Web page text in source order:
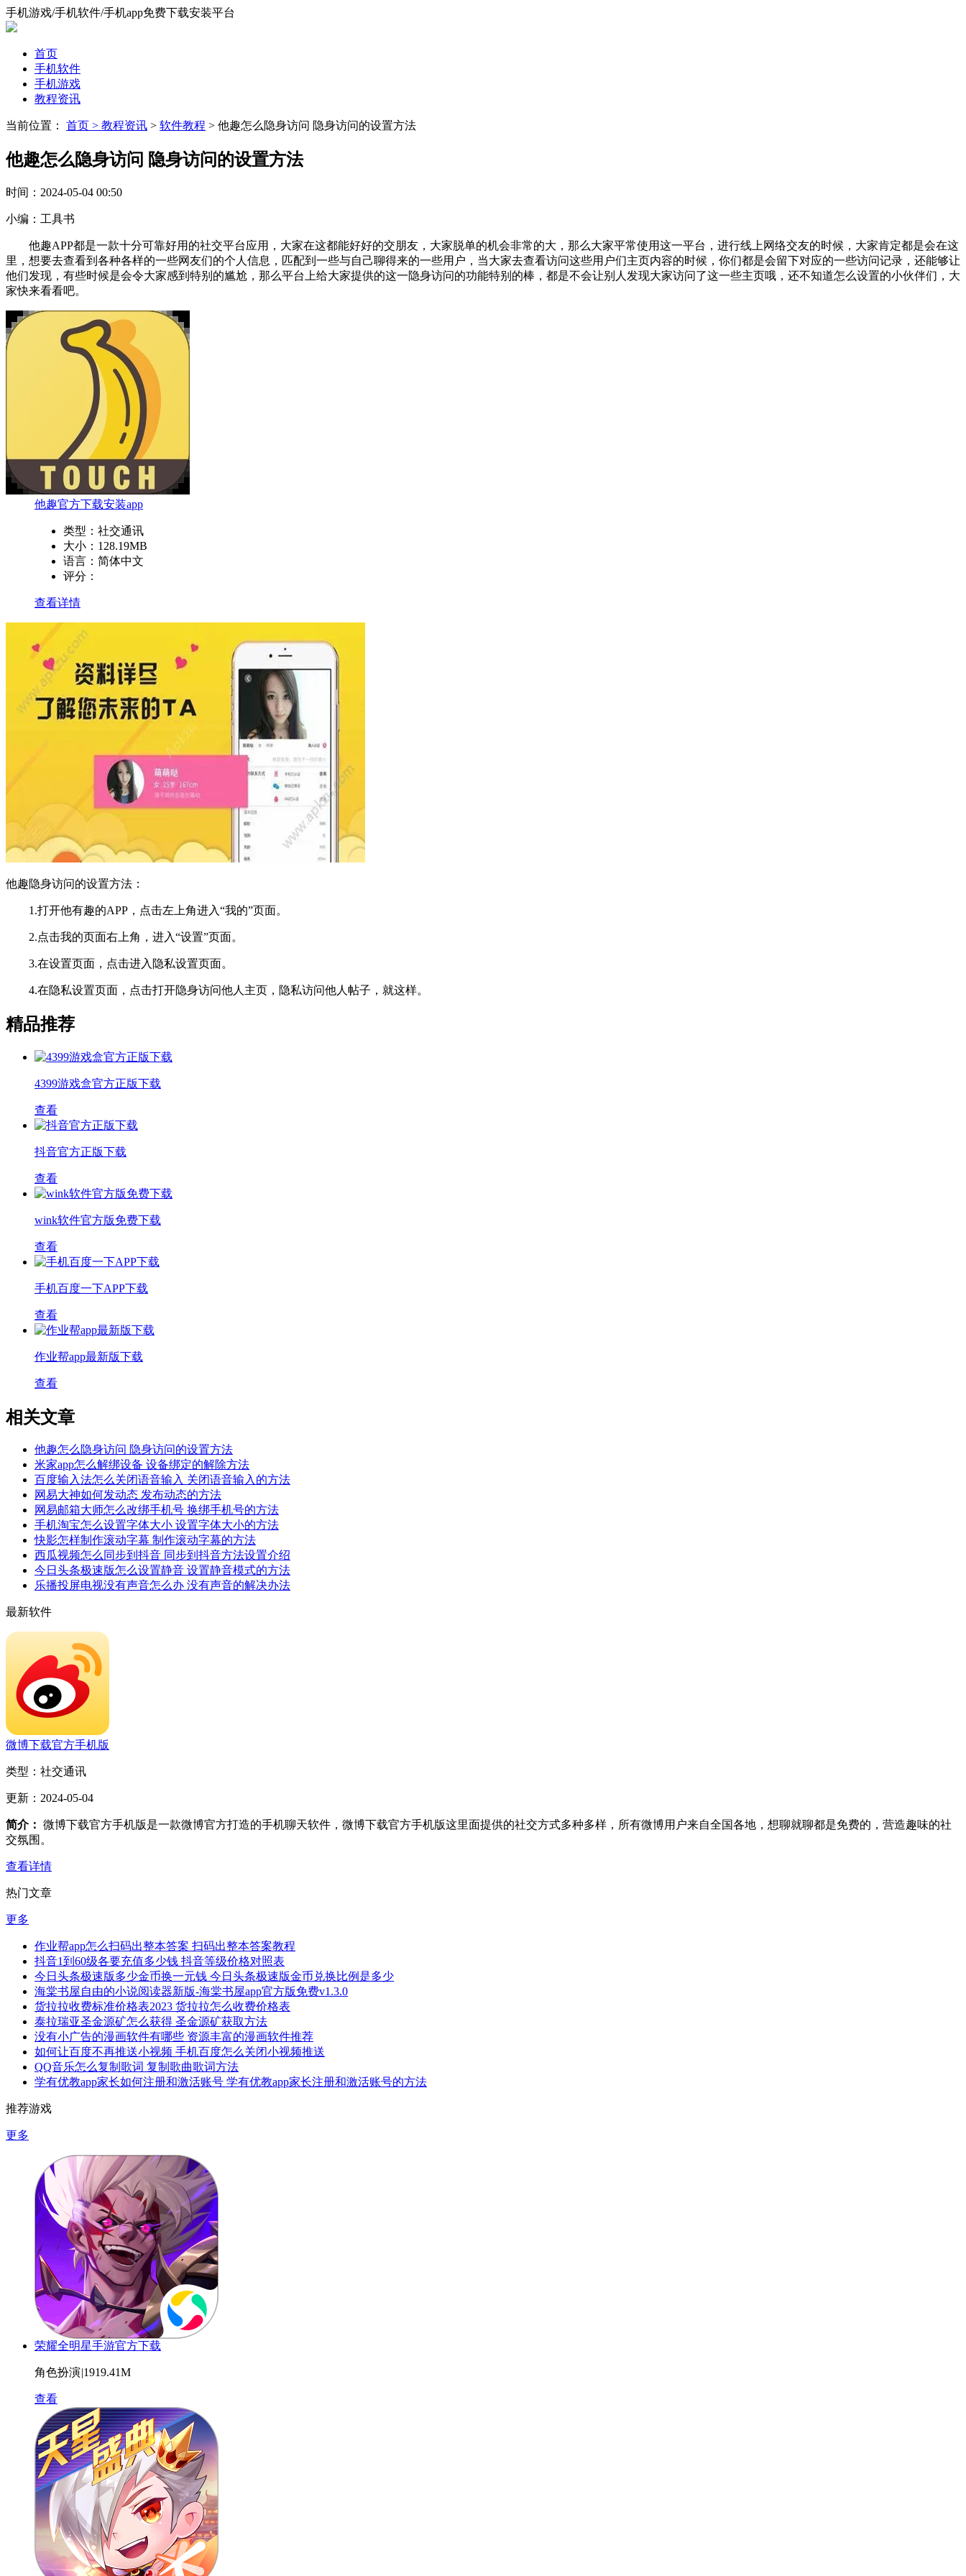
手机游戏/手机软件/手机app免费下载安装平台
首页
手机软件
手机游戏
教程资讯
当前位置： 首页 > 教程资讯 > 软件教程 > 他趣怎么隐身访问 隐身访问的设置方法
他趣怎么隐身访问 隐身访问的设置方法
时间： 2024-05-04 00:50
小编： 工具书
他趣APP都是一款十分可靠好用的社交平台应用，大家在这都能好好的交朋友，大家脱单的机会非常的大，那么大家平常使用这一平台，进行线上网络交友的时候，大家肯定都是会在这
里，想要去查看到各种各样的一些网友们的个人信息，匹配到一些与自己聊得来的一些用户，当大家去查看访问这些用户们主页内容的时候，你们都是会留下对应的一些访问记录，还能够让
他们发现，有些时候是会令大家感到特别的尴尬，那么平台上给大家提供的这一隐身访问的功能特别的棒，都是不会让别人发现大家访问了这一些主页哦，还不知道怎么设置的小伙伴们，大
家快来看看吧。
他趣官方下载安装app
类型： 社交通讯
大小： 128.19MB
语言： 简体中文
评分：
查看详情
他趣隐身访问的设置方法：
1.打开他有趣的APP，点击左上角进入“我的”页面。
2.点击我的页面右上角，进入“设置”页面。
3.在设置页面，点击进入隐私设置页面。
4.在隐私设置页面，点击打开隐身访问他人主页，隐私访问他人帖子，就这样。
精品推荐
4399游戏盒官方正版下载
查看
抖音官方正版下载
查看
wink软件官方版免费下载
查看
手机百度一下APP下载
查看
作业帮app最新版下载
查看
相关文章
他趣怎么隐身访问 隐身访问的设置方法
米家app怎么解绑设备 设备绑定的解除方法
百度输入法怎么关闭语音输入 关闭语音输入的方法
网易大神如何发动态 发布动态的方法
网易邮箱大师怎么改绑手机号 换绑手机号的方法
手机淘宝怎么设置字体大小 设置字体大小的方法
快影怎样制作滚动字幕 制作滚动字幕的方法
西瓜视频怎么同步到抖音 同步到抖音方法设置介绍
今日头条极速版怎么设置静音 设置静音模式的方法
乐播投屏电视没有声音怎么办 没有声音的解决办法
最新软件
微博下载官方手机版
类型： 社交通讯
更新： 2024-05-04
简介： 微博下载官方手机版是一款微博官方打造的手机聊天软件，微博下载官方手机版这里面提供的社交方式多种多样，所有微博用户来自全国各地，想聊就聊都是免费的，营造趣味的社
交氛围。
查看详情
热门文章
更多
作业帮app怎么扫码出整本答案 扫码出整本答案教程
抖音1到60级各要充值多少钱 抖音等级价格对照表
今日头条极速版多少金币换一元钱 今日头条极速版金币兑换比例是多少
海棠书屋自由的小说阅读器新版-海棠书屋app官方版免费v1.3.0
货拉拉收费标准价格表2023 货拉拉怎么收费价格表
泰拉瑞亚圣金源矿怎么获得 圣金源矿获取方法
没有小广告的漫画软件有哪些 资源丰富的漫画软件推荐
如何让百度不再推送小视频 手机百度怎么关闭小视频推送
QQ音乐怎么复制歌词 复制歌曲歌词方法
学有优教app家长如何注册和激活账号 学有优教app家长注册和激活账号的方法
推荐游戏
更多
荣耀全明星手游官方下载
角色扮演|1919.41M
查看